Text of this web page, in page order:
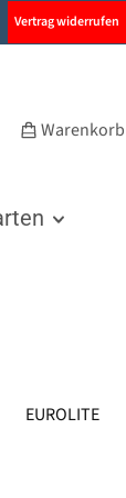
Vertrag widerrufen
Warenkorb
EUROLITE